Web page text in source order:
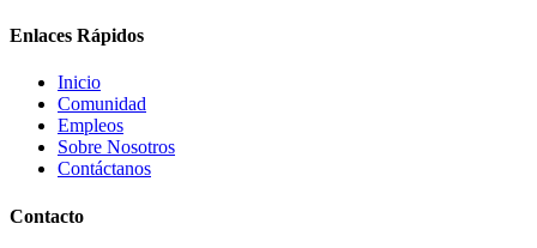
Enlaces Rápidos
Inicio
Comunidad
Empleos
Sobre Nosotros
Contáctanos
Contacto